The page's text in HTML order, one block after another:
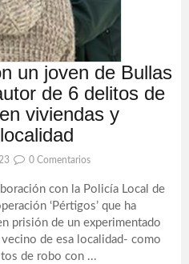
un joven de Bullas
de 6 delitos de
viviendas y
0 Comentarios
con la Policía Local de
‘Pértigos’ que ha
prisión de un experimentado
de esa localidad- como
de robo con ...